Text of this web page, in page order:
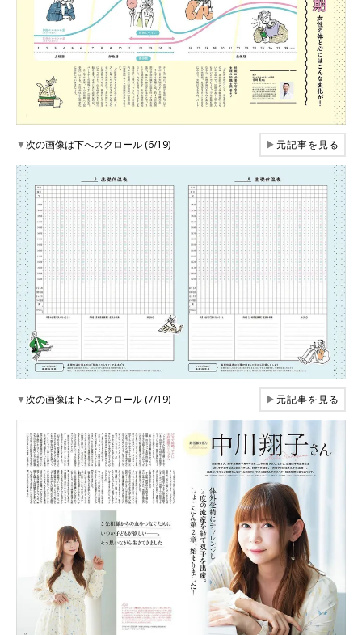
▼次の画像は下へスクロール (6/19) ▶元記事を見る
▼次の画像は下へスクロール (7/19) ▶元記事を見る